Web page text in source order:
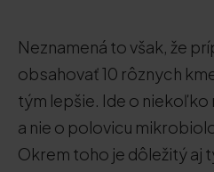
Neznamená to však, že
obsahovať 10 rôznych
tým lepšie. Ide o
a nie o polovicu
Okrem toho je dôležitý aj